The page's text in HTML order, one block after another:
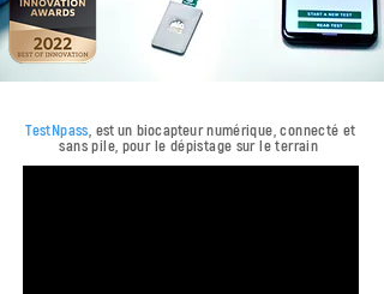
TestNpass, est un biocapteurnumérique, connecté et
sans pile, pour le dépistage sur le terrain